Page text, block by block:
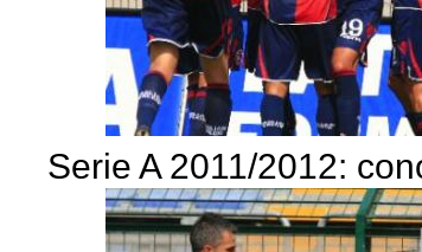
Serie A 2011/2012: